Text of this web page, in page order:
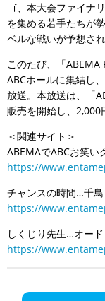
ゴ、本大会ファイナ
を集める若手たちが
ベルな戦いが予想され
このたび、「ABEMA
ABCホールに集結し
放送。本放送は、「
販売を開始し、2,000
＜関連サイト＞
ABEMAでABCお笑い
https://
チャンスの時間…千
https://
しくじり先生…オー
https://